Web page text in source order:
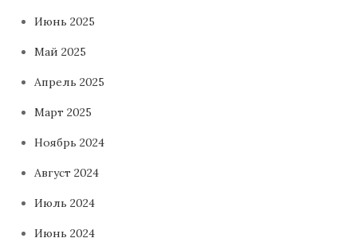
Июнь 2025
Май 2025
Апрель 2025
Март 2025
Ноябрь 2024
Август 2024
Июль 2024
Июнь 2024